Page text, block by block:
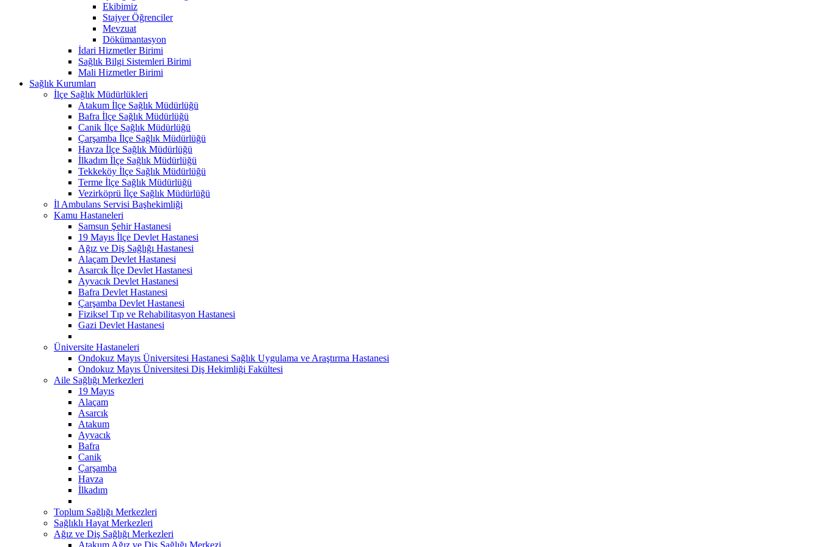
Ekibimiz
Stajyer Öğrenciler
Mevzuat
Dökümantasyon
İdari Hizmetler Birimi
Sağlık Bilgi Sistemleri Birimi
Mali Hizmetler Birimi
Sağlık Kurumları
İlçe Sağlık Müdürlükleri
Atakum İlçe Sağlık Müdürlüğü
Bafra İlçe Sağlık Müdürlüğü
Canik İlçe Sağlık Müdürlüğü
Çarşamba İlçe Sağlık Müdürlüğü
Havza İlçe Sağlık Müdürlüğü
İlkadım İlçe Sağlık Müdürlüğü
Tekkeköy İlçe Sağlık Müdürlüğü
Terme İlçe Sağlık Müdürlüğü
Vezirköprü İlçe Sağlık Müdürlüğü
İl Ambulans Servisi Başhekimliği
Kamu Hastaneleri
Samsun Şehir Hastanesi
19 Mayıs İlçe Devlet Hastanesi
Ağız ve Diş Sağlığı Hastanesi
Alaçam Devlet Hastanesi
Asarcık İlçe Devlet Hastanesi
Ayvacık Devlet Hastanesi
Bafra Devlet Hastanesi
Çarşamba Devlet Hastanesi
Fiziksel Tıp ve Rehabilitasyon Hastanesi
Gazi Devlet Hastanesi
Üniversite Hastaneleri
Ondokuz Mayıs Üniversitesi Hastanesi Sağlık Uygulama ve Araştırma Hastanesi
Ondokuz Mayıs Üniversitesi Diş Hekimliği Fakültesi
Aile Sağlığı Merkezleri
19 Mayıs
Alaçam
Asarcık
Atakum
Ayvacık
Bafra
Canik
Çarşamba
Havza
İlkadım
Toplum Sağlığı Merkezleri
Sağlıklı Hayat Merkezleri
Ağız ve Diş Sağlığı Merkezleri
Atakum Ağız ve Diş Sağlığı Merkezi